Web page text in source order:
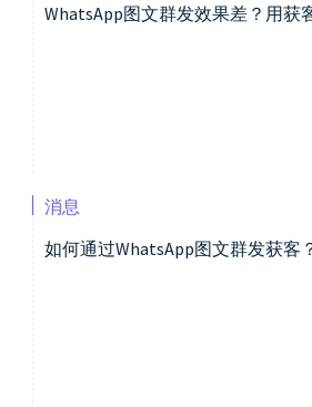
WhatsApp图文群发效果差？用获
消息
如何通过WhatsApp图文群发获